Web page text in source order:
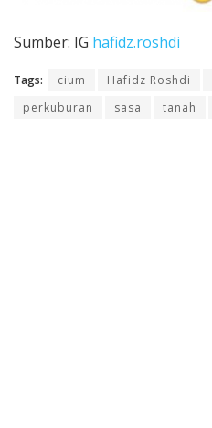
Sumber: IG hafidz.roshdi
Tags: cium Hafidz Roshdi
perkuburan
sasa tanah